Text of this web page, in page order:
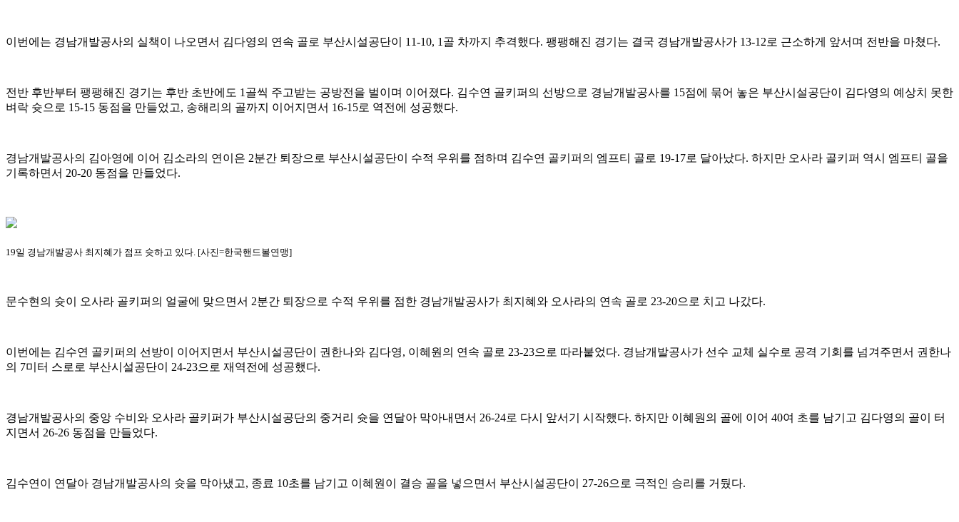
이번에는 경남개발공사의 실책이 나오면서 김다영의 연속 골로 부산시설공단이 11-10, 1골 차까지 추격했다. 팽팽해진 경기는 결국 경남개발공사가 13-12로 근소하게 앞서며 전반을 마쳤다.
전반 후반부터 팽팽해진 경기는 후반 초반에도 1골씩 주고받는 공방전을 벌이며 이어졌다. 김수연 골키퍼의 선방으로 경남개발공사를 15점에 묶어 놓은 부산시설공단이 김다영의 예상치 못한
벼락 슛으로 15-15 동점을 만들었고, 송해리의 골까지 이어지면서 16-15로 역전에 성공했다.
경남개발공사의 김아영에 이어 김소라의 연이은 2분간 퇴장으로 부산시설공단이 수적 우위를 점하며 김수연 골키퍼의 엠프티 골로 19-17로 달아났다. 하지만 오사라 골키퍼 역시 엠프티 골을
기록하면서 20-20 동점을 만들었다.
19일 경남개발공사 최지혜가 점프 슛하고 있다. [사진=한국핸드볼연맹]
문수현의 슛이 오사라 골키퍼의 얼굴에 맞으면서 2분간 퇴장으로 수적 우위를 점한 경남개발공사가 최지혜와 오사라의 연속 골로 23-20으로 치고 나갔다.
이번에는 김수연 골키퍼의 선방이 이어지면서 부산시설공단이 권한나와 김다영, 이혜원의 연속 골로 23-23으로 따라붙었다. 경남개발공사가 선수 교체 실수로 공격 기회를 넘겨주면서 권한나
의 7미터 스로로 부산시설공단이 24-23으로 재역전에 성공했다.
경남개발공사의 중앙 수비와 오사라 골키퍼가 부산시설공단의 중거리 슛을 연달아 막아내면서 26-24로 다시 앞서기 시작했다. 하지만 이혜원의 골에 이어 40여 초를 남기고 김다영의 골이 터
지면서 26-26 동점을 만들었다.
김수연이 연달아 경남개발공사의 슛을 막아냈고, 종료 10초를 남기고 이혜원이 결승 골을 넣으면서 부산시설공단이 27-26으로 극적인 승리를 거뒀다.